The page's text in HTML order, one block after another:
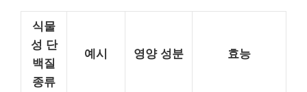
식물
성 단
백질
종류
예시 영양 성분 효능